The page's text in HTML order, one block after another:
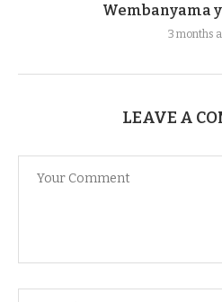
Wembanyama
3 months
LEAVE A